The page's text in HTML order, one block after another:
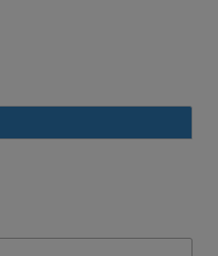
KOSZTÓW PŁATNOŚCI